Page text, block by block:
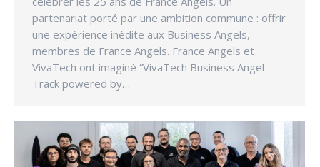
partenariat porté par une ambition commune : offrir
une expérience inédite aux Business Angels,
membres de France Angels. France Angels et
VivaTech ont imaginé “VivaTech Business Angel
Track powered by…